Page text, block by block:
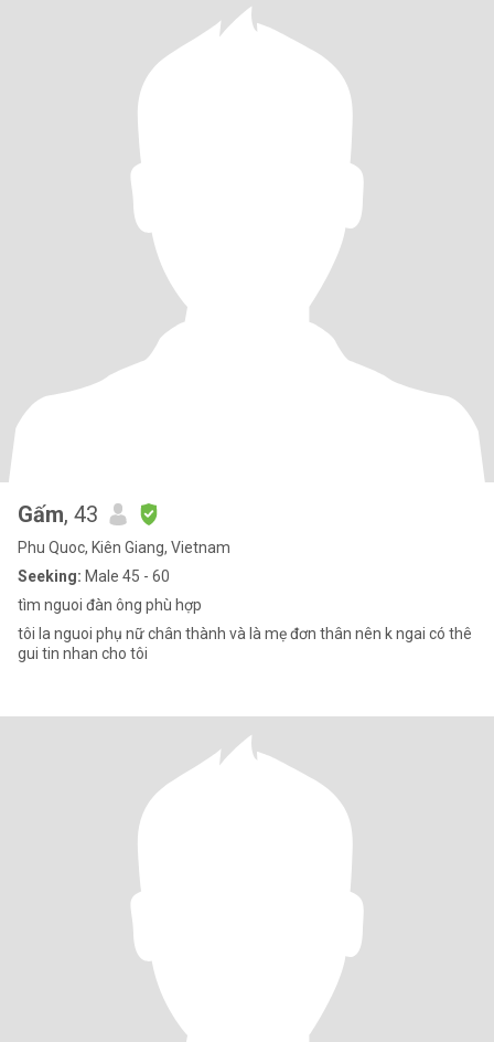
Gấm, 43
Phu Quoc, Kiên Giang, Vietnam
Seeking: Male 45 - 60
tìm nguoi đàn ông phù hợp
tôi la nguoi phụ nữ chân thành và là mẹ đơn thân nên k ngai có thê
gui tin nhan cho tôi